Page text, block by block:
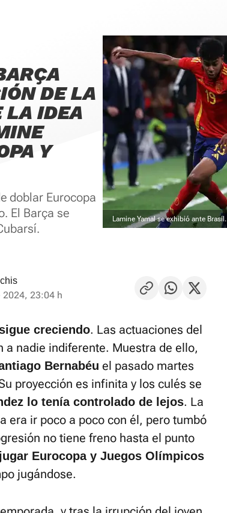
DE LA
LA IDEA
Y
doblar Eurocopa
El Barça se
Lamine Yamal se exhibió ante Brasil.
2024, 23:04 h
creciendo. Las actuaciones del
a nadie indiferente. Muestra de ello,
Bernabéu el pasado martes
proyección es infinita y los culés se
lo tenía controlado de lejos. La
era ir poco a poco con él, pero tumbó
no tiene freno hasta el punto
Eurocopa y Juegos Olímpicos
jugándose.